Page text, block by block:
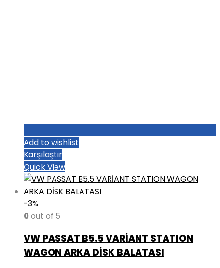
Add to wishlist
Karşılaştır
Quick View
-3%
0 out of 5
VW PASSAT B5.5 VARİANT STATION
WAGON ARKA DİSK BALATASI